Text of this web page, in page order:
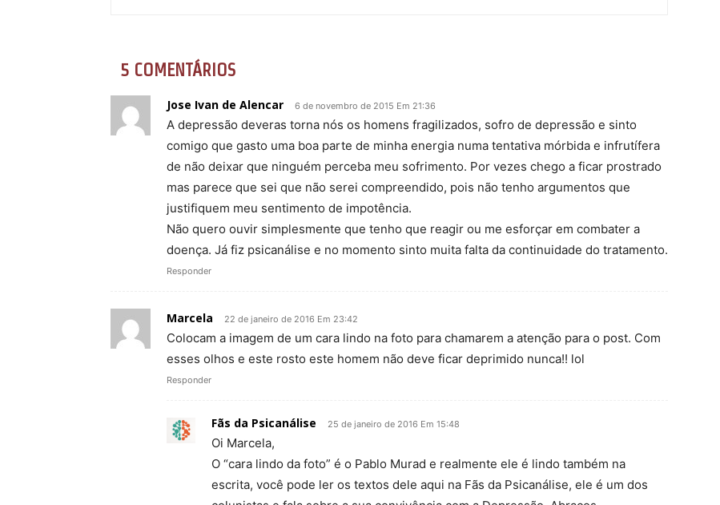
5 COMENTÁRIOS
Jose Ivan de Alencar 6 de novembro de 2015 Em 21:36
A depressão deveras torna nós os homens fragilizados, sofro de depressão e sinto
comigo que gasto uma boa parte de minha energia numa tentativa mórbida e infrutífera
de não deixar que ninguém perceba meu sofrimento. Por vezes chego a ficar prostrado
mas parece que sei que não serei compreendido, pois não tenho argumentos que
justifiquem meu sentimento de impotência.
Não quero ouvir simplesmente que tenho que reagir ou me esforçar em combater a
doença. Já fiz psicanálise e no momento sinto muita falta da continuidade do tratamento.
Responder
Marcela 22 de janeiro de 2016 Em 23:42
Colocam a imagem de um cara lindo na foto para chamarem a atenção para o post. Com
esses olhos e este rosto este homem não deve ficar deprimido nunca!! lol
Responder
Fãs da Psicanálise 25 de janeiro de 2016 Em 15:48
Oi Marcela,
O “cara lindo da foto” é o Pablo Murad e realmente ele é lindo também na
escrita, você pode ler os textos dele aqui na Fãs da Psicanálise, ele é um dos